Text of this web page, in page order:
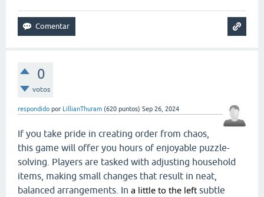
0
votos
respondido por LillianThuram (620 puntos) Sep 26, 2024
If you take pride in creating order from chaos,
this game will offer you hours of enjoyable puzzle-
solving. Players are tasked with adjusting household
items, making small changes that result in neat,
balanced arrangements. In a little to the left subtle